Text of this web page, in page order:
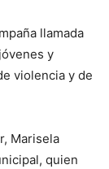
llamada
y
violencia y de
Marisela
quien